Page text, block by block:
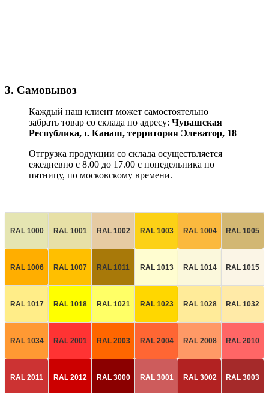
3. Самовывоз
Каждый наш клиент может самостоятельно
забрать товар со склада по адресу: Чувашская
Республика, г. Канаш, территория Элеватор, 18
Отгрузка продукции со склада осуществляется
ежедневно с 8.00 до 17.00 с понедельника по
пятницу, по московскому времени.
RAL 1000 RAL 1001 RAL 1002 RAL 1003 RAL 1004 RAL 1005
RAL 1006 RAL 1007 RAL 1011 RAL 1013 RAL 1014 RAL 1015
RAL 1017 RAL 1018 RAL 1021 RAL 1023 RAL 1028 RAL 1032
RAL 1034 RAL 2001 RAL 2003 RAL 2004 RAL 2008 RAL 2010
RAL 2011 RAL 2012 RAL 3000 RAL 3001 RAL 3002 RAL 3003